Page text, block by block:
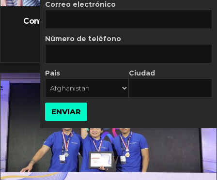
FLASH NEWS
Controversia de Mercado Libre por costos
10 MARZO, 2026
Correo electrónico
Número de teléfono
Pais Ciudad
ENVIAR